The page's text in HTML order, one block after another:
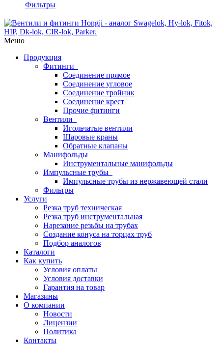
Фильтры
Меню
Продукция
Фитинги
Соединение прямое
Соединение угловое
Соединение тройник
Соединение крест
Прочие фитинги
Вентили
Игольчатые вентили
Шаровые краны
Обратные клапаны
Манифольды
Инструментальные манифольды
Импульсные трубы
Импульсные трубы из нержавеющей стали
Фильтры
Услуги
Резка труб техническая
Резка труб инструментальная
Нарезание резьбы на трубах
Создание конуса на торцах труб
Подбор аналогов
Каталоги
Как купить
Условия оплаты
Условия доставки
Гарантия на товар
Магазины
О компании
Новости
Лицензии
Политика
Контакты